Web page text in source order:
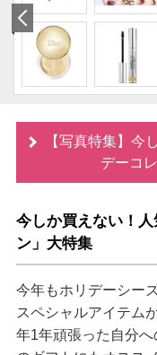
【写真特集】今
デーコ
今しか買えない！
ン」大特集
今年もホリデーシー
スペシャルアイテム
年1年頑張った自分